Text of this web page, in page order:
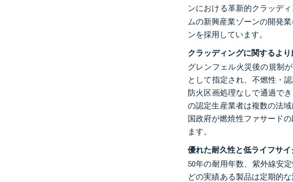
ンにおける革新的クラッデ
ムの新興産業ゾーンの開発
ンを採用しています。
クラッディングに関するよ
グレンフェル火災後の規制
として指定され、不燃性・
防火区画処理なしで通過で
の認定生産業者は複数の法
国政府が燃焼性ファサード
ます。
優れた耐久性と低ライフサイ
50年の耐用年数、紫外線安
どの実績ある製品は定期的